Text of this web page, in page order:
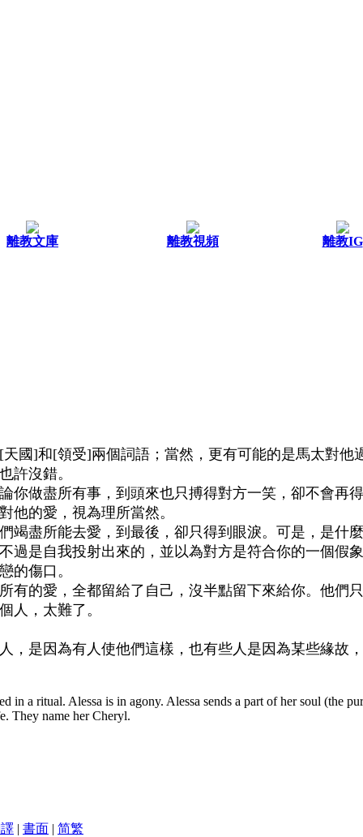
離教文庫 離教視頻 離教IG
國]和[領受]兩個詞語；當然，更有可能的是馬太對
許沒錯。
你做盡所有事，到頭來也只搏得對方一笑，卻不會再
他的愛，視為理所當然。
竭盡所能去愛，到最後，卻只得到眼淚。可是，是什
過是自我投射出來的，並以為對方是符合你的一個假
的傷口。
有的愛，全都留給了自己，沒半點留下來給你。他們
人，太難了。
，是因為有人使他們這樣，也有些人是因為某些緣故
in a ritual. Alessa is in agony. Alessa sends a part of her soul (the
They name her Cheryl.
| 書面 | 简繁